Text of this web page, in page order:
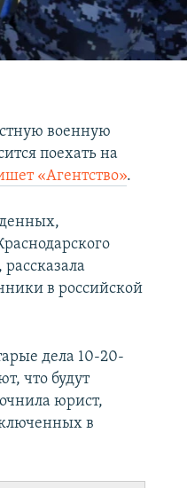
военную
поехать на
«Агентство».
в российской
дела 10-20-
что будут
юрист,
в